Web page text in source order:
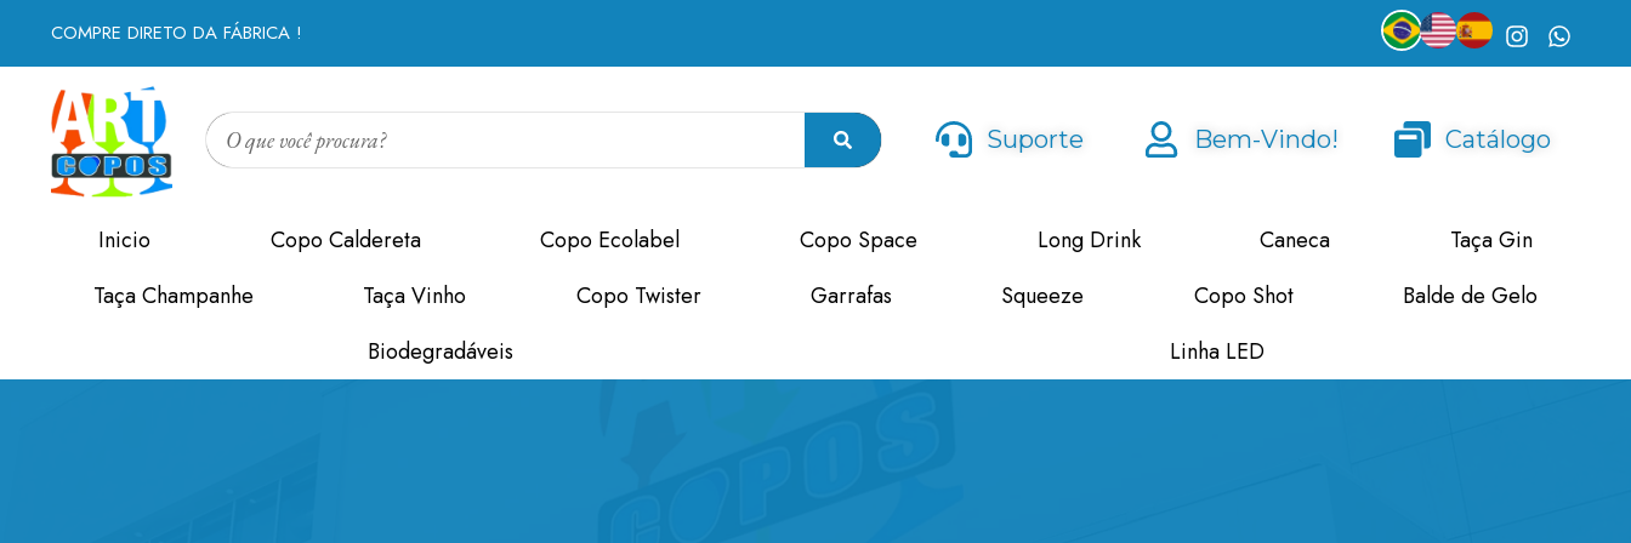
COMPRE DIRETO DA FÁBRICA !
Suporte Bem-Vindo! Catálogo
Inicio Copo Caldereta Copo Ecolabel Copo Space Long Drink Caneca
Taça Gin
Taça Champanhe
Taça Vinho Copo Twister Garrafas Squeeze Copo Shot
Balde de Gelo
Biodegradáveis
Linha LED